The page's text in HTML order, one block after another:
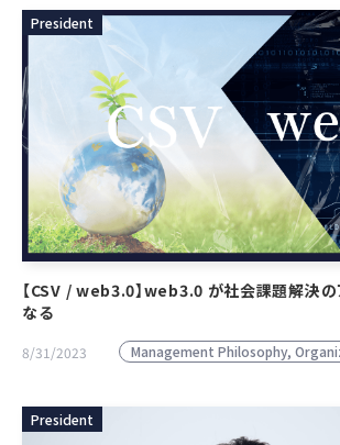
President
【CSV / web3.0】web3.0 が社会課題解決の
なる
8/31/2023 Management Philosophy,
President